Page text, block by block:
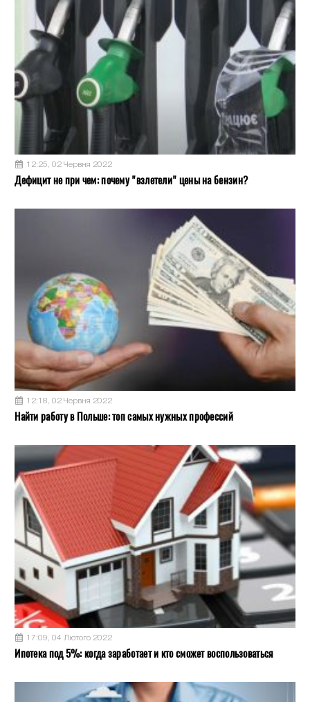
12:25, 02 Червня 2022
Дефицит не при чем: почему "взлетели" цены на бензин?
12:18, 02 Червня 2022
Найти работу в Польше: топ самых нужных профессий
17:09, 04 Лютого 2022
Ипотека под 5%: когда заработает и кто сможет воспользоваться